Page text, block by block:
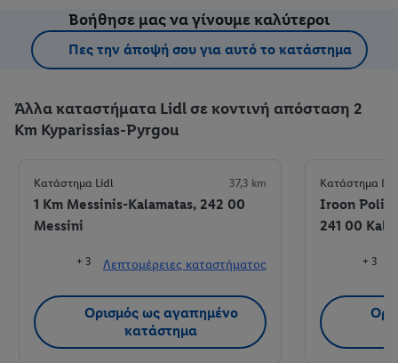
Βοήθησε μας να γίνουμε καλύτεροι
Πες την άποψή σου για αυτό το κατάστημα
Άλλα καταστήματα Lidl σε κοντινή απόσταση 2
Km Kyparissias-Pyrgou
Κατάστημα Lidl 37,3 km
1 Km Messinis-Kalamatas, 242 00
Messini
+ 3 Λεπτομέρειες καταστήματος
Ορισμός ως αγαπημένο
κατάστημα
Κατάστημα
Iroon
241 00
+ 3